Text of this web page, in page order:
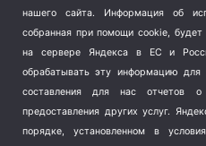
Школа и спорт (2)
Экология (8)
Экономика (1172)
нашего сайта. Информация об
собранная при помощи cookie, будет
на сервере Яндекса в ЕС и
обрабатывать эту информацию для
составления для нас отчетов
предоставления других услуг.
порядке, установленном в